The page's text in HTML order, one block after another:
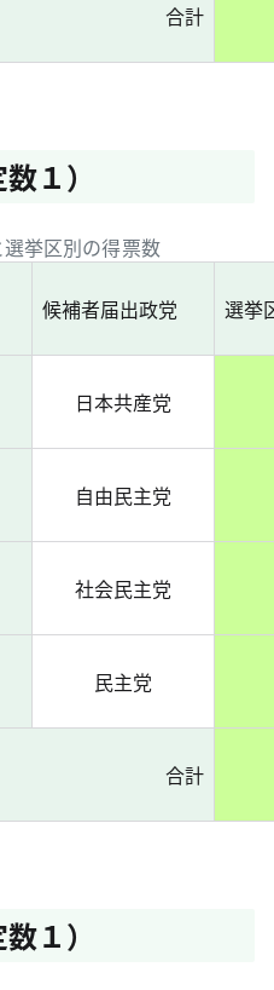
合計
１）
挙区別の得票数
候補者届出政党 選挙
日本共産党
自由民主党
社会民主党
民主党
合計
１）